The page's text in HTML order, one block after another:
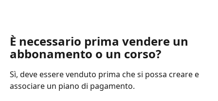
È necessario prima vendere un
abbonamento o un corso?
Sì, deve essere venduto prima che si possa creare e
associare un piano di pagamento.